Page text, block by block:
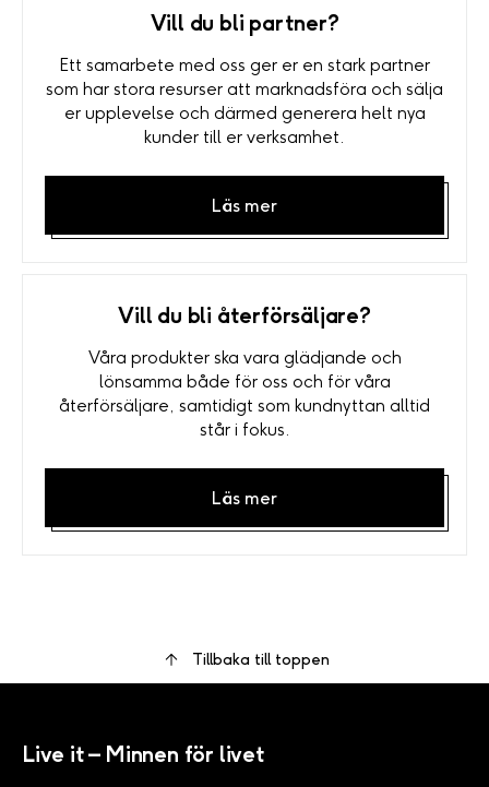
Vill du bli partner?
Ett samarbete med oss ger er en stark partner
som har stora resurser att marknadsföra och sälja
er upplevelse och därmed generera helt nya
kunder till er verksamhet.
Läs mer
Vill du bli återförsäljare?
Våra produkter ska vara glädjande och
lönsamma både för oss och för våra
återförsäljare, samtidigt som kundnyttan alltid
står i fokus.
Läs mer
Tillbaka till toppen
Live it – Minnen för livet